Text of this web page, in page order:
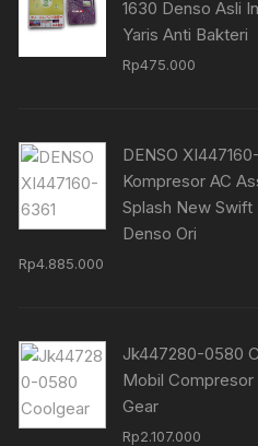
1630 Denso Asli
Yaris Anti Bakteri
Rp475.000
DENSO
Kompresor AC
Splash New Swift
Denso Ori
Rp4.885.000
Jk447280-0580
Mobil Compresor
Gear
Rp2.107.000